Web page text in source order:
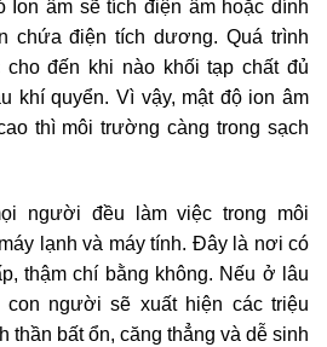
Ion âm sẽ tích điện âm hoặc dính
chứa điện tích dương. Quá trình
đến khi nào khối tạp chất đủ
khí quyển. Vì vậy, mật độ ion âm
thì môi trường càng trong sạch
người đều làm việc trong môi
lạnh và máy tính. Đây là nơi có
thậm chí bằng không. Nếu ở lâu
con người sẽ xuất hiện các triệu
thần bất ổn, căng thẳng và dễ sinh